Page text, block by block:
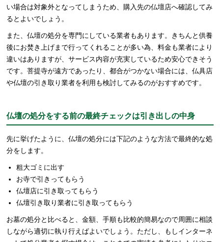
い場合は対象外となってしまうため、購入先の仏壇店へ確認してみ
るとよいでしょう。
また、仏壇の処分を専門にしている業者もあります。きちんと供養
後にお焚き上げまで行ってくれることが多い為、料金も業者により
違いはありますが、サービス内容が充実しているため安心できそう
です。菩提寺が遠方であったり、都合がつかない場合には、仏具店
や仏壇の引き取り業者を利用も検討してみるのがおすすめです。
仏壇の処分をする前の最終チェックは引き出しの中身
先に挙げたように、仏壇の処分には下記のような方法で最終的な処
分をします。
粗大ゴミに出す
お寺で引きってもらう
仏壇店に引き取ってもらう
仏壇引き取り業者に引き取ってもらう
お墓の処分と比べると、金額、手順も比較的簡易なので周囲に相談
しながら適切に執り行えばよいでしょう。ただし、もしインターネ